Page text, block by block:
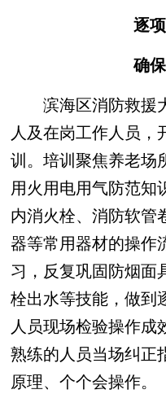
逐
确
滨海区消防救援
人及在岗工作人员，
训。培训聚焦养老场
用火用电用气防范知
内消火栓、消防软管
器等常用器材的操作
习，反复巩固防烟面
栓出水等技能，做到
人员现场检验操作成
熟练的人员当场纠正
原理、个个会操作。